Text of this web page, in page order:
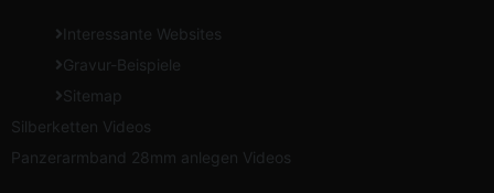
Interessante Websites
Gravur-Beispiele
Sitemap
Silberketten Videos
Panzerarmband 28mm anlegen Videos